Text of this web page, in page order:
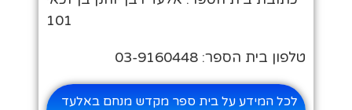
101
טלפון בית הספר: 03-9160448
לכל המידע על בית ספר מקדש מנחם באלעד